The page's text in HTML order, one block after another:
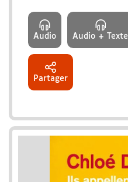
Audio Audio + Texte
Partager